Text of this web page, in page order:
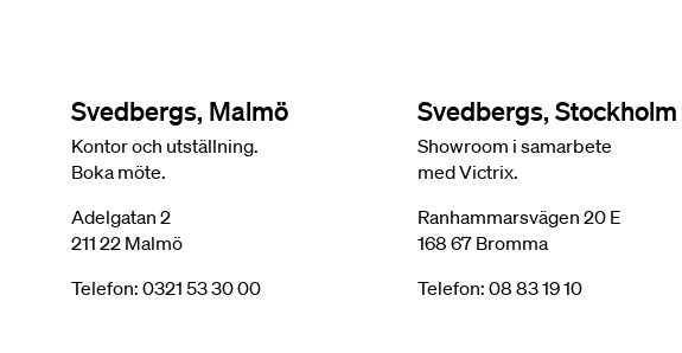
Svedbergs, Malmö
Kontor och utställning.
Boka möte.
Adelgatan 2
211 22 Malmö
Telefon: 0321 53 30 00
Svedbergs, Stockholm
Showroom i samarbete
med Victrix.
Ranhammarsvägen 20 E
168 67 Bromma
Telefon: 08 83 19 10